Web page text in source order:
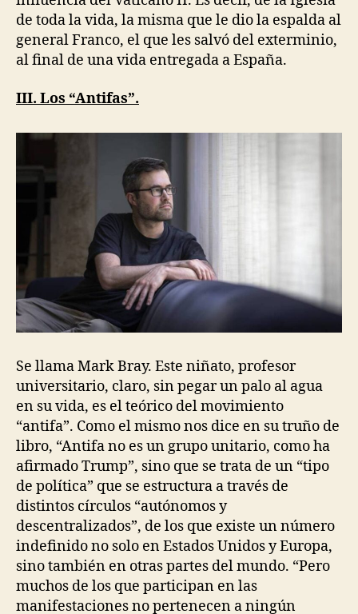
de toda la vida, la misma que le dio la espalda al
general Franco, el que les salvó del exterminio,
al final de una vida entregada a España.
III. Los “Antifas”.
Se llama Mark Bray. Este niñato, profesor
universitario, claro, sin pegar un palo al agua
en su vida, es el teórico del movimiento
“antifa”. Como el mismo nos dice en su truño de
libro, “Antifa no es un grupo unitario, como ha
afirmado Trump”, sino que se trata de un “tipo
de política” que se estructura a través de
distintos círculos “autónomos y
descentralizados”, de los que existe un número
indefinido no solo en Estados Unidos y Europa,
sino también en otras partes del mundo. “Pero
muchos de los que participan en las
manifestaciones no pertenecen a ningún